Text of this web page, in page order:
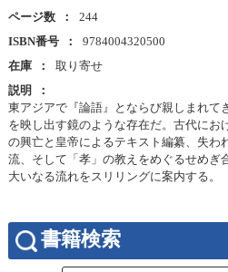
ページ数
244
ISBN番号
9784004320500
在庫
取り寄せ
説明
東アジアで『論語』とならび親しまれて
を映し出す鏡のような存在だ。古代にお
の興亡と皇帝によるテキスト編纂、失わ
流、そして「孝」の教えをめぐるせめ
大いなる流れをスリリングに案内する。
書籍検索